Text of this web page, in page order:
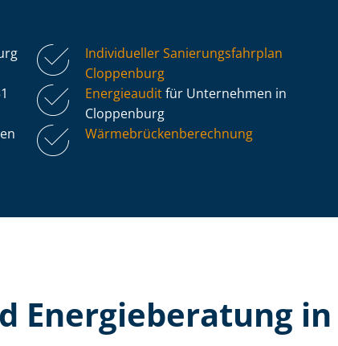
Individueller Sa­nie­rungs­fahr­plan
Cloppenburg
Energieauditfür Unternehmen in
Cloppenburg
Wär­me­brü­cken­be­rech­nung
Energieberatung